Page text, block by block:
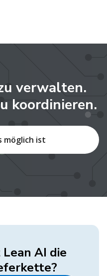
verwalten.
koordinieren.
möglich ist
AI die